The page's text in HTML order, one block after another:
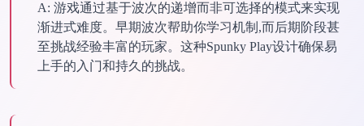
A: 游戏通过基于波次的递增而非可选择的模式来实现
渐进式难度。早期波次帮助你学习机制,而后期阶段甚
至挑战经验丰富的玩家。这种Spunky Play设计确保易
上手的入门和持久的挑战。